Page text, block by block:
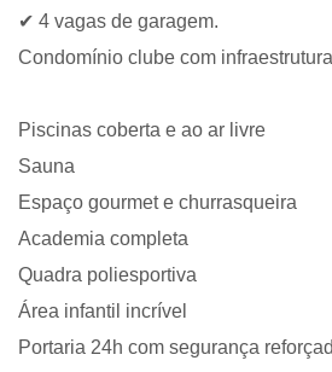
✔ 4 vagas de garagem.
Condomínio clube com
Piscinas coberta e ao ar livre
Sauna
Espaço gourmet e churrasqueira
Academia completa
Quadra poliesportiva
Área infantil incrível
Portaria 24h com segurança